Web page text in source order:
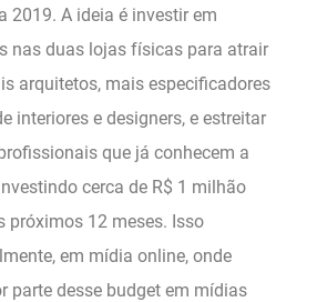
2019. A ideia é investir em
nas duas lojas físicas para atrair
arquitetos, mais especificadores
interiores e designers, e estreitar
que já conhecem a
cerca de R$ 1 milhão
próximos 12 meses. Isso
em mídia online, onde
parte desse budget em mídias